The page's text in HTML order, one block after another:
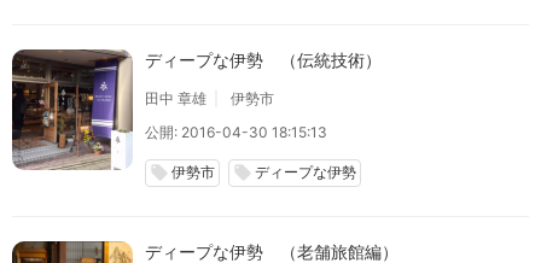
ディープな伊勢 （伝統技術）
田中 章雄
伊勢市
公開: 2016-04-30 18:15:13
local_offer 伊勢市 local_offer ディープな伊勢
ディープな伊勢 （老舗旅館編）